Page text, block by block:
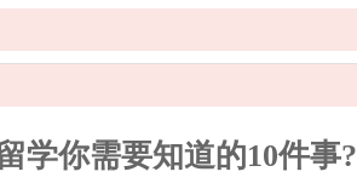
学你需要知道的10件事?